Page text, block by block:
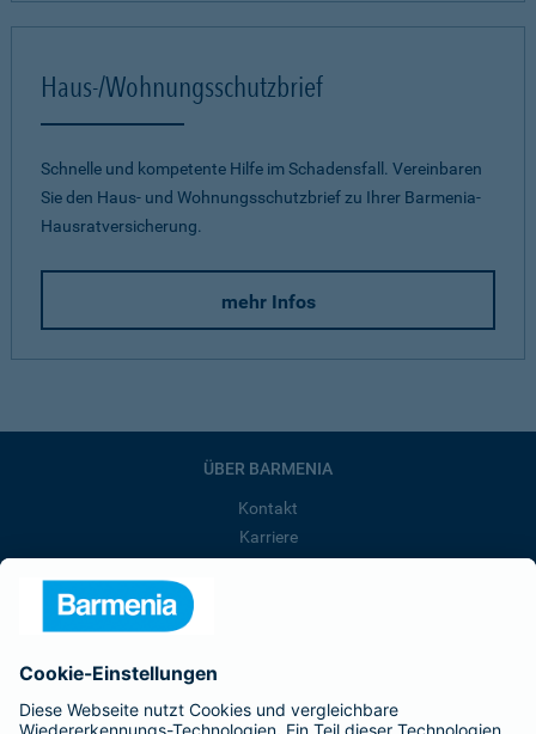
Haus-/Wohnungsschutzbrief
Schnelle und kompetente Hilfe im Schadensfall. Vereinbaren
Sie den Haus- und Wohnungsschutzbrief zu Ihrer Barmenia-
Hausratversicherung.
mehr Infos
ÜBER BARMENIA
Kontakt
Karriere
Barmenia ist Teil der BarmeniaGothaer